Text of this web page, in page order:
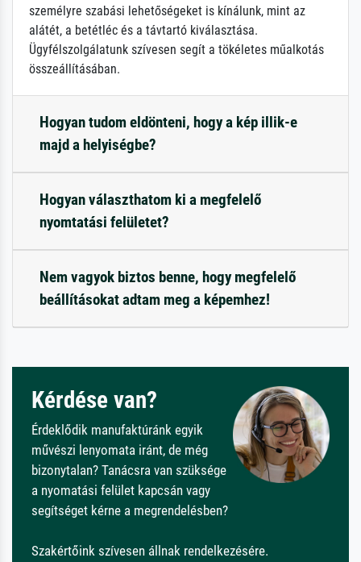
személyre szabási lehetőségeket is kínálunk, mint az
alátét, a betétléc és a távtartó kiválasztása.
Ügyfélszolgálatunk szívesen segít a tökéletes műalkotás
összeállításában.
Hogyan tudom eldönteni, hogy a kép illik-e
majd a helyiségbe?
Hogyan választhatom ki a megfelelő
nyomtatási felületet?
Nem vagyok biztos benne, hogy megfelelő
beállításokat adtam meg a képemhez!
Kérdése van?
Érdeklődik manufaktúránk egyik
művészi lenyomata iránt, de még
bizonytalan? Tanácsra van szüksége
a nyomatási felület kapcsán vagy
segítséget kérne a megrendelésben?
Szakértőink szívesen állnak rendelkezésére.